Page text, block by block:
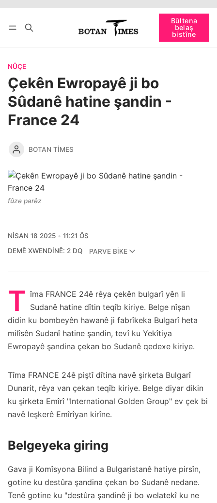
Bûltena
belaş
bistîne
bişopîne
NÛÇE
Çekên Ewropayê ji bo
Sûdanê hatine şandin -
France 24
BOTAN TIMES
fûze parêz
NISAN 18 2025
11:21 ÖS
DEMÊ XWENDINÊ: 2 DQ
PARVE BIKE
T îma FRANCE 24ê rêya çekên bulgarî yên li
Sudanê hatine dîtin teqîb kiriye. Belge nîşan
didin ku bombeyên hawanê ji fabrîkeka Bulgarî heta
milîsên Sudanî hatine şandin, tevî ku Yekîtiya
Ewropayê şandina çekan bo Sudanê qedexe kiriye.
Tîma FRANCE 24ê piştî dîtina navê şirketa Bulgarî
Dunarit, rêya van çekan teqîb kiriye. Belge diyar dikin
ku şirketa Emîrî "International Golden Group" ev çek bi
navê leşkerê Emîrîyan kirîne.
Belgeyeka giring
Gava ji Komîsyona Bilind a Bulgaristanê hatiye pirsîn,
gotine ku destûra şandina çekan bo Sudanê nedane.
Tenê gotine ku "destûra şandinê ji bo welatekî ku ne